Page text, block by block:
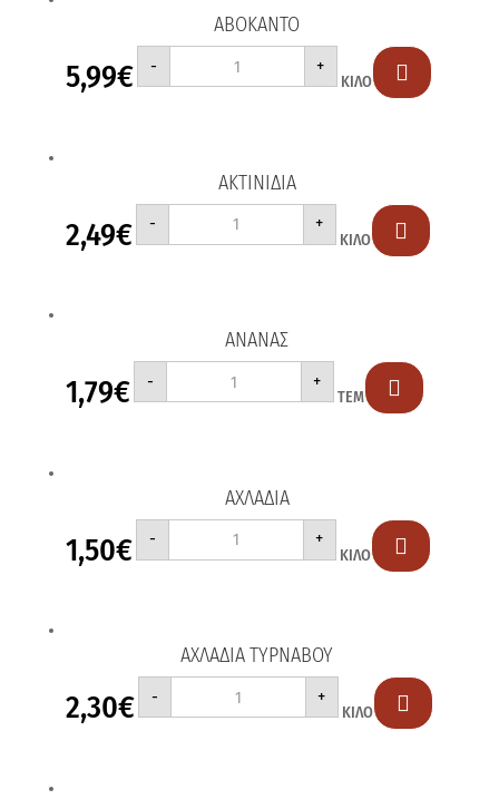
ΑΒΟΚΑΝΤΟ
5,99€ -
ΑΒΟΚΑΝΤΟ
+
ΚΙΛΟ 
ΑΚΤΙΝΙΔΙΑ
2,49€ -
ΑΚΤΙΝΙΔΙΑ
+
ΚΙΛΟ 
ΑΝΑΝΑΣ
1,79€ -
ΑΝΑΝΑΣ
+
ΤΕΜ 
ΑΧΛΑΔΙΑ
1,50€ -
ΑΧΛΑΔΙΑ
+
ΚΙΛΟ 
ΑΧΛΑΔΙΑ ΤΥΡΝΑΒΟΥ
2,30€ -
ΑΧΛΑΔΙΑ
ΤΥΡΝΑΒΟΥ
ποσότητα
+
ΚΙΛΟ 